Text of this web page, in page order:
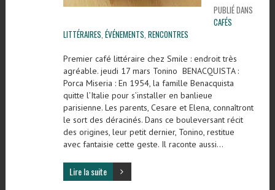
PUBLIÉ DANS
CAFÉS
LITTÉRAIRES ÉVÉNEMENTS RENCONTRES
Premier café littéraire chez Smile : endroit très
agréable. jeudi 17 mars Tonino BENACQUISTA :
Porca Miseria : En 1954, la famille Benacquista
quitte l’Italie pour s’installer en banlieue
parisienne. Les parents, Cesare et Elena, connaîtront
le sort des déracinés. Dans ce bouleversant récit
des origines, leur petit dernier, Tonino, restitue
avec fantaisie cette geste. Il raconte aussi…
Lire la suite